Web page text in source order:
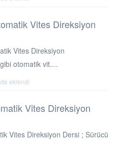
Vites Direksiyon
Vites Direksiyon
otomatik vit....
eklendi
Vites Direksiyon
Vites Direksiyon Dersi ; Sürücü